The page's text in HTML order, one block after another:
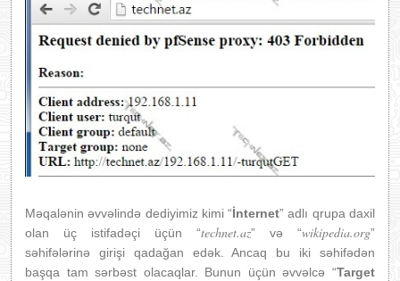
Məqalənin əvvəlində dediyimiz kimi “İnternet” adlı qrupa daxil
olan üç istifadəçi üçün “technet.az” və “wikipedia.org”
səhifələrinə girişi qadağan edək. Ancaq bu iki səhifədən
başqa tam sərbəst olacaqlar. Bunun üçün əvvəlcə “Target